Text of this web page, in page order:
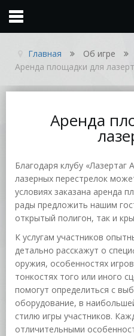
Главная Об игре
Аренда площадки для
Аренда
Благодаря клубу «Лазертаг
лазерных перестрелок
условиях заказана аренда
рады предложить нашим
открытый полигон, так и
К услугам участников
детально расскажут о
оружия, особенностях
тонкостях того или иного
помогут определиться с
оборудование, в
стилю игры участников.
отличительными